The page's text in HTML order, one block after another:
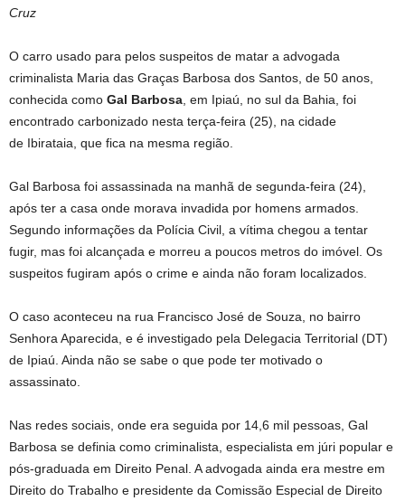
Cruz
O carro usado para pelos suspeitos de matar a advogada
criminalista Maria das Graças Barbosa dos Santos, de 50 anos,
conhecida como Gal Barbosa , em Ipiaú, no sul da Bahia, foi
encontrado carbonizado nesta terça-feira (25), na cidade
de Ibirataia, que fica na mesma região.
Gal Barbosa foi assassinada na manhã de segunda-feira (24),
após ter a casa onde morava invadida por homens armados.
Segundo informações da Polícia Civil, a vítima chegou a tentar
fugir, mas foi alcançada e morreu a poucos metros do imóvel. Os
suspeitos fugiram após o crime e ainda não foram localizados.
O caso aconteceu na rua Francisco José de Souza, no bairro
Senhora Aparecida, e é investigado pela Delegacia Territorial (DT)
de Ipiaú. Ainda não se sabe o que pode ter motivado o
assassinato.
Nas redes sociais, onde era seguida por 14,6 mil pessoas, Gal
Barbosa se definia como criminalista, especialista em júri popular e
pós-graduada em Direito Penal. A advogada ainda era mestre em
Direito do Trabalho e presidente da Comissão Especial de Direito